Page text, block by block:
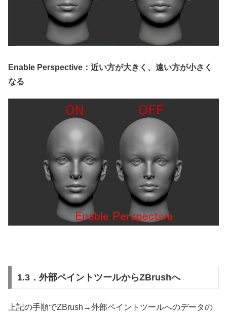
Enable Perspective：近い方が大きく、遠い方が小さく
なる
1.3．外部ペイントツールからZBrushへ
上記の手順でZBrush→外部ペイントツールへのデータの